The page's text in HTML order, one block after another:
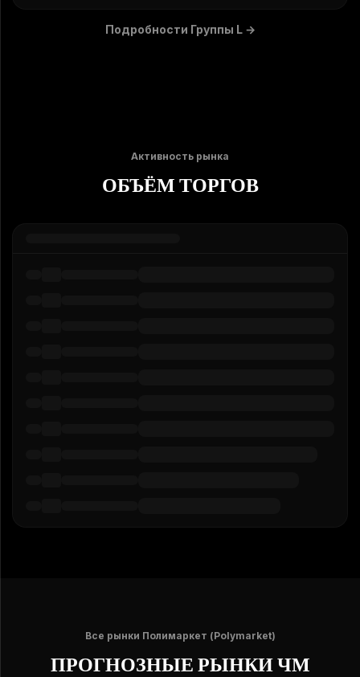
Подробности Группы L→
Активность рынка
ОБЪЁМ ТОРГОВ
Все рынки Полимаркет (Polymarket)
ПРОГНОЗНЫЕ РЫНКИ ЧМ